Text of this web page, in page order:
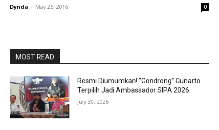
Dynda - May 26, 2016 0
MOST READ
Resmi Diumumkan! “Gondrong” Gunarto
Terpilih Jadi Ambassador SIPA 2026.
July 30, 2026